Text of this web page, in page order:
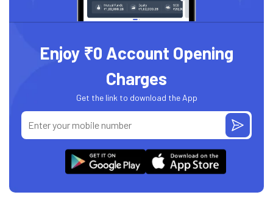
Enjoy ₹0 Account Opening
Charges
Get the link to download the App